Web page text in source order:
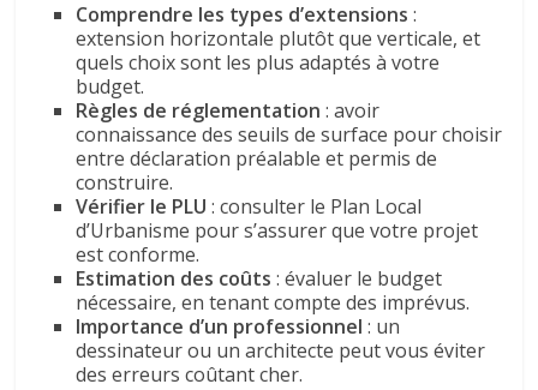
Comprendre les types d’extensions :
extension horizontale plutôt que verticale, et
quels choix sont les plus adaptés à votre
budget.
Règles de réglementation : avoir
connaissance des seuils de surface pour choisir
entre déclaration préalable et permis de
construire.
Vérifier le PLU : consulter le Plan Local
d’Urbanisme pour s’assurer que votre projet
est conforme.
Estimation des coûts : évaluer le budget
nécessaire, en tenant compte des imprévus.
Importance d’un professionnel : un
dessinateur ou un architecte peut vous éviter
des erreurs coûtant cher.